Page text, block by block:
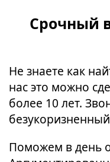
Срочный
Не знаете как
нас это можно
более 10 лет.
безукоризненный
Поможем в день